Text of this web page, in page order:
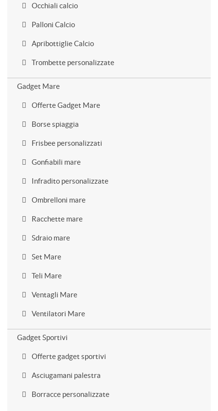
Occhiali calcio
Palloni Calcio
Apribottiglie Calcio
Trombette personalizzate
Gadget Mare
Offerte Gadget Mare
Borse spiaggia
Frisbee personalizzati
Gonfiabili mare
Infradito personalizzate
Ombrelloni mare
Racchette mare
Sdraio mare
Set Mare
Teli Mare
Ventagli Mare
Ventilatori Mare
Gadget Sportivi
Offerte gadget sportivi
Asciugamani palestra
Borracce personalizzate